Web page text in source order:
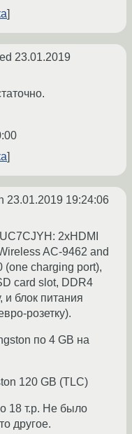
23.01.2019
23.01.2019 19:24:06
2xHDMI
AC-9462 and
(one charging port),
card slot, DDR4
и блок питания
розетку).
по 4 GB на
120 GB (TLC)
18 т.р. Не было
другое.